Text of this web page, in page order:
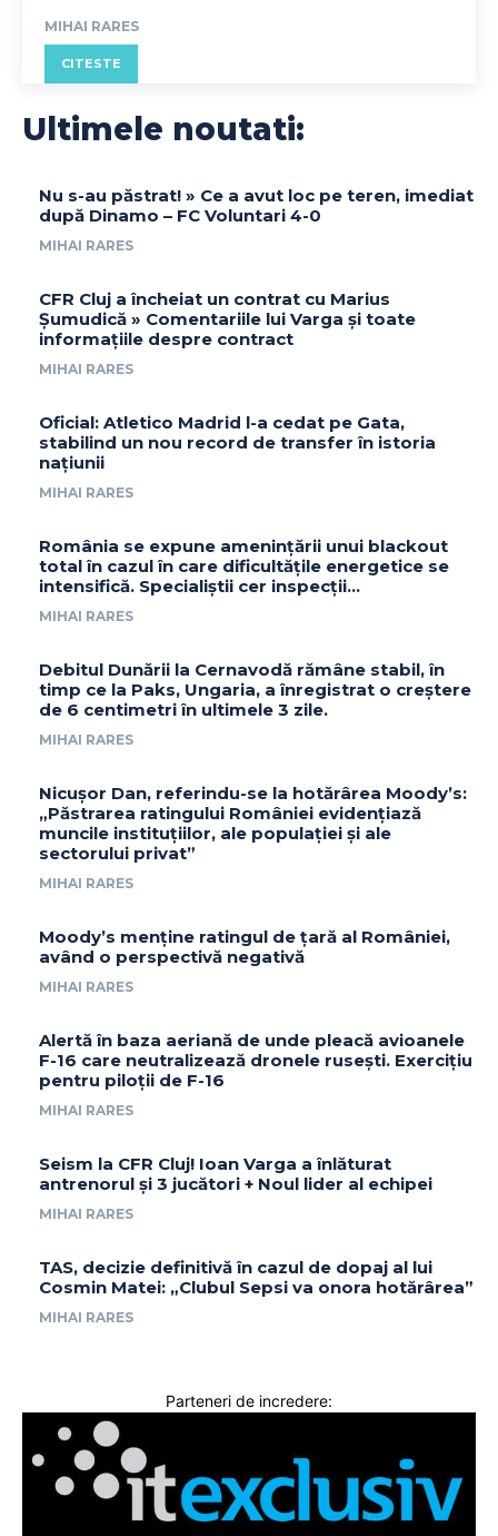
MIHAI RARES
CITESTE
Ultimele noutati:
Nu s-au păstrat! » Ce a avut loc pe teren, imediat
după Dinamo – FC Voluntari 4-0
MIHAI RARES
CFR Cluj a încheiat un contrat cu Marius
Șumudică » Comentariile lui Varga și toate
informațiile despre contract
MIHAI RARES
Oficial: Atletico Madrid l-a cedat pe Gata,
stabilind un nou record de transfer în istoria
națiunii
MIHAI RARES
România se expune amenințării unui blackout
total în cazul în care dificultățile energetice se
intensifică. Specialiștii cer inspecții…
MIHAI RARES
Debitul Dunării la Cernavodă rămâne stabil, în
timp ce la Paks, Ungaria, a înregistrat o creștere
de 6 centimetri în ultimele 3 zile.
MIHAI RARES
Nicușor Dan, referindu-se la hotărârea Moody’s:
„Păstrarea ratingului României evidențiază
muncile instituțiilor, ale populației și ale
sectorului privat”
MIHAI RARES
Moody’s menține ratingul de țară al României,
având o perspectivă negativă
MIHAI RARES
Alertă în baza aeriană de unde pleacă avioanele
F-16 care neutralizează dronele rusești. Exercițiu
pentru piloții de F-16
MIHAI RARES
Seism la CFR Cluj! Ioan Varga a înlăturat
antrenorul și 3 jucători + Noul lider al echipei
MIHAI RARES
TAS, decizie definitivă în cazul de dopaj al lui
Cosmin Matei: „Clubul Sepsi va onora hotărârea”
MIHAI RARES
Parteneri de incredere: